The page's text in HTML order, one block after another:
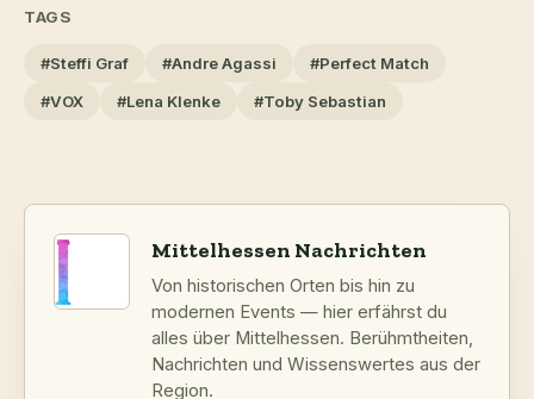
TAGS
#Steffi Graf #Andre Agassi
#Perfect Match
#VOX
#Lena Klenke #Toby Sebastian
Mittelhessen Nachrichten
Von historischen Orten bis hin zu
modernen Events — hier erfährst du
alles über Mittelhessen. Berühmtheiten,
Nachrichten und Wissenswertes aus der
Region.